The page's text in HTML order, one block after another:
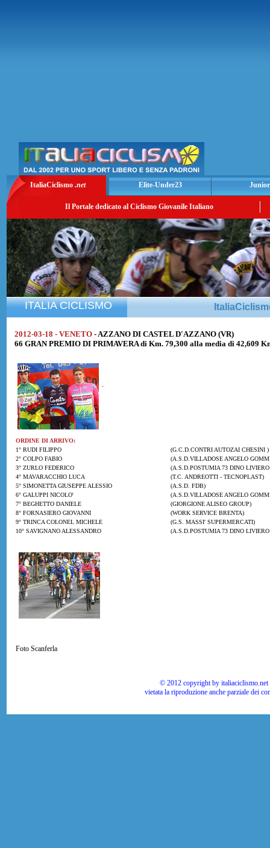
ItaliaCiclismo .net Elite-Under23
Il Portale dedicato al Ciclismo Giovanile Italiano
ITALIA CICLISMO
2012-03-18 - VENETO - AZZANO DI CASTEL D'AZZANO (VR)
66 GRAN PREMIO DI PRIMAVERA di Km. 79,300 alla media di 42,609
.
ORDINE DI ARRIVO:
1° RUDI FILIPPO
(G.C.D.CONTRI AUTOZAI CHESINI )
2° COLPO FABIO
(A.S.D.VILLADOSE ANGELO
3° ZURLO FEDERICO
(A.S.D.POSTUMIA 73 DINO
4° MAVARACCHIO LUCA
(T.C. ANDREOTTI - TECNOPLAST)
5° SIMONETTA GIUSEPPE ALESSIO
(A.S.D. FDB)
6° GALUPPI NICOLO'
(A.S.D.VILLADOSE ANGELO
7° BEGHETTO DANIELE
(GIORGIONE ALISEO GROUP)
8° FORNASIERO GIOVANNI
(WORK SERVICE BRENTA)
9° TRINCA COLONEL MICHELE
(G.S. MASSI' SUPERMERCATI)
10° SAVIGNANO ALESSANDRO
(A.S.D.POSTUMIA 73 DINO
Foto Scanferla
© 2012 copyright by
vietata la riproduzione anche parziale dei